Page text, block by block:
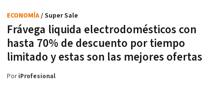
Frávega liquida electrodomésticos con
hasta 70% de descuento por tiempo
limitado y estas son las mejores ofertas
ECONOMÍA/ Super Sale
PoriProfesional